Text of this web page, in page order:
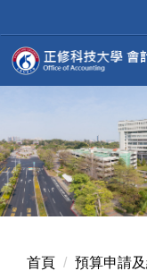
到
主
要
區
首頁 預算申請